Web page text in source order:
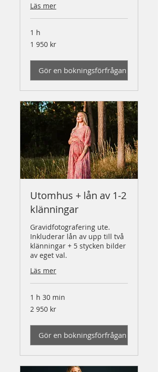
Läs mer
1 h
1 950
svenska
1 950 kr
Gör en bokningsförfrågan
Utomhus + lån av 1-2
klänningar
Gravidfotografering ute.
Inkluderar lån av upp till två
klänningar + 5 stycken bilder
av eget val.
Läs mer
1 h 30 min
2 950
svenska
2 950 kr
Gör en bokningsförfrågan